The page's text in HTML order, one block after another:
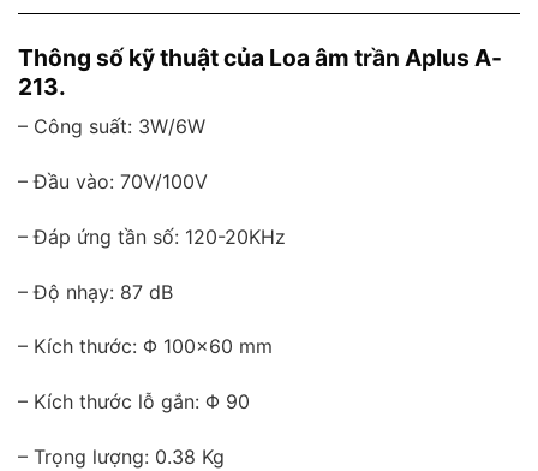
Thông số kỹ thuật của Loa âm trần Aplus A-
213.
– Công suất: 3W/6W
– Đầu vào: 70V/100V
– Đáp ứng tần số: 120-20KHz
– Độ nhạy: 87 dB
– Kích thước: Φ 100×60 mm
– Kích thước lỗ gắn: Φ 90
– Trọng lượng: 0.38 Kg